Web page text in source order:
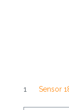
1 Sensor